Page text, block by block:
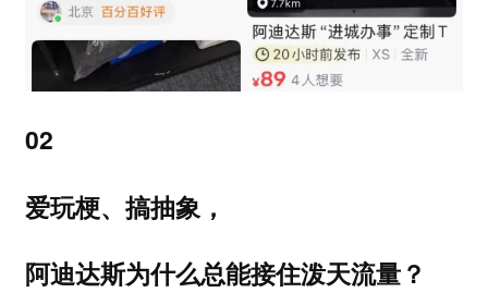
02
爱玩梗、搞抽象，
阿迪达斯为什么总能接住泼天流量？